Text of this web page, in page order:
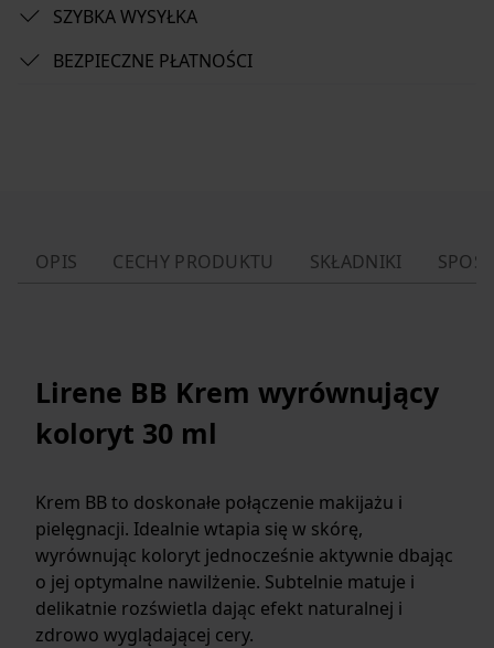
SZYBKA WYSYŁKA
BEZPIECZNE PŁATNOŚCI
OPIS CECHY PRODUKTU SKŁADNIKI
Lirene BB Krem wyrównujący
koloryt 30 ml
Krem BB to doskonałe połączenie makijażu i
pielęgnacji. Idealnie wtapia się w skórę,
wyrównując koloryt jednocześnie aktywnie dbając
o jej optymalne nawilżenie. Subtelnie matuje i
delikatnie rozświetla dając efekt naturalnej i
zdrowo wyglądającej cery.